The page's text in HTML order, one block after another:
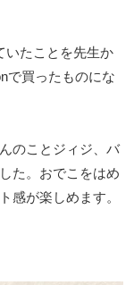
いたことを先生か
で買ったものにな
のことジィジ、バ
た。おでこをはめ
感が楽しめます。